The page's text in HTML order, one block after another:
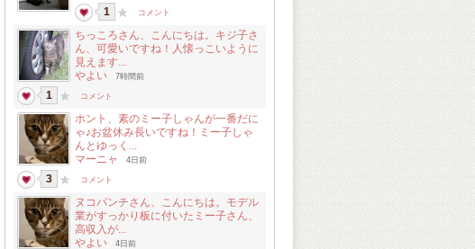
1 コメント
ちっころさん、こんにちは。キジ子さ
ん、可愛いですね！人懐っこいように
見えます...
やよい
7時間前
1 コメント
ホント、素のミー子しゃんが一番だに
ゃ♪お盆休み長いですね！ミー子しゃ
んとゆっく...
マーニャ
4日前
3 コメント
ヌコパンチさん、こんにちは。モデル
業がすっかり板に付いたミー子さん、
高収入が...
やよい
4日前